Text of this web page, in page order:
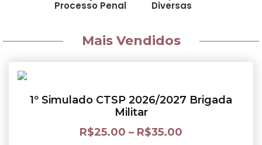
Processo Penal
Diversas
Mais Vendidos
1º Simulado CTSP 2026/2027 Brigada
Militar
R$25.00 – R$35.00